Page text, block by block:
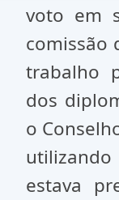
voto em
comissão
trabalho
dos
o
estava